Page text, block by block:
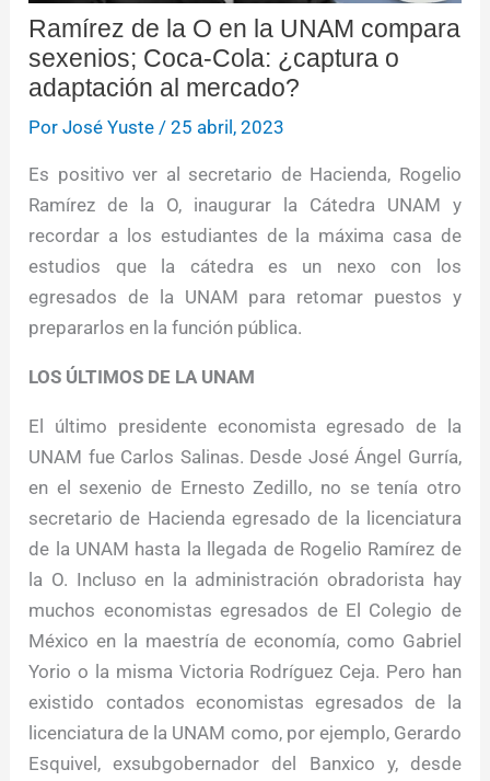
Ramírez de la O en la UNAM compara
sexenios; Coca-Cola: ¿captura o
adaptación al mercado?
PorJosé Yuste /25 abril, 2023
Es positivo ver al secretario de Hacienda, Rogelio
Ramírez de la O, inaugurar la Cátedra UNAM y
recordar a los estudiantes de la máxima casa de
estudios que la cátedra es un nexo con los
egresados de la UNAM para retomar puestos y
prepararlos en la función pública.
LOS ÚLTIMOS DE LA UNAM
El último presidente economista egresado de la
UNAM fue Carlos Salinas. Desde José Ángel Gurría,
en el sexenio de Ernesto Zedillo, no se tenía otro
secretario de Hacienda egresado de la licenciatura
de la UNAM hasta la llegada de Rogelio Ramírez de
la O. Incluso en la administración obradorista hay
muchos economistas egresados de El Colegio de
México en la maestría de economía, como Gabriel
Yorio o la misma Victoria Rodríguez Ceja. Pero han
existido contados economistas egresados de la
licenciatura de la UNAM como, por ejemplo, Gerardo
Esquivel, exsubgobernador del Banxico y, desde